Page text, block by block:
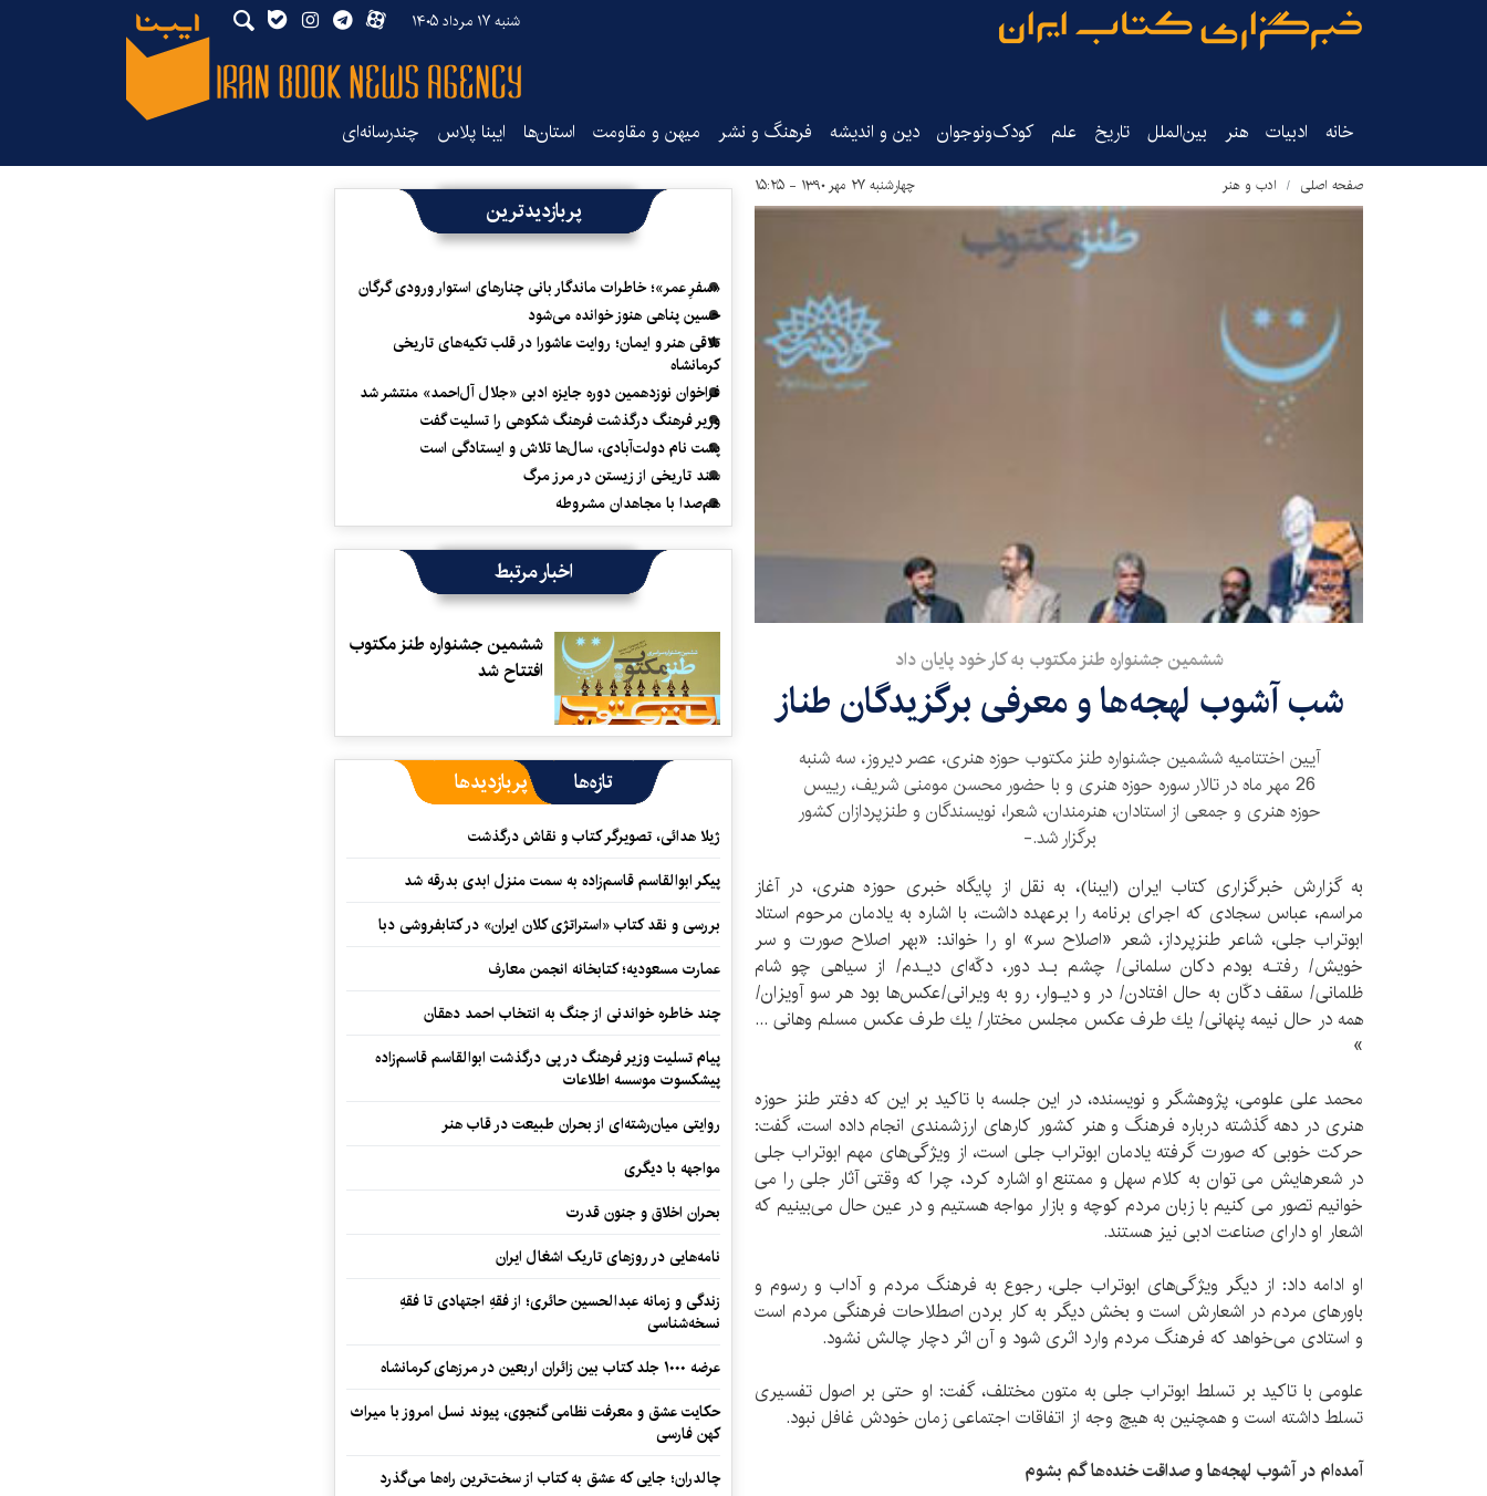
شنبه ۱۷ مرداد ۱۴۰۵
خانه ادبیات هنر بین‌الملل تاریخ‌ علم کودک‌ونوجوان دین و اندیشه فرهنگ و نشر میهن و مقاومت استان‌ها ایبنا پلاس چندرسانه‌ای
صفحه اصلی ادب و هنر چهارشنبه ۲۷ مهر ۱۳۹۰ - ۱۵:۲۵
ششمین جشنواره طنز مكتوب به كار خود پایان داد
شب آشوب لهجه‌ها و معرفی برگزیدگان طناز
آیین اختتامیه ششمین جشنواره طنز مكتوب حوزه هنری، عصر دیروز، سه شنبه
26 مهر ماه در تالار سوره حوزه هنری و با حضور محسن مومنی شریف، رییس
حوزه هنری و جمعی از استادان، هنرمندان، شعرا، نویسندگان و طنزپردازان كشور
برگزار شد.-
به گزارش خبرگزاری كتاب ایران (ایبنا)، به نقل از پایگاه خبری حوزه هنری، در آغاز
مراسم، عباس سجادی كه اجرای برنامه را برعهده داشت، با اشاره به یادمان مرحوم استاد
ابوتراب جلی، شاعر طنزپرداز، شعر «اصلاح سر» او را خواند: «بهر اصلاح صورت و سر
خویش/ رفتـه بودم دكان سلمانی/ چشم بـد دور، دكّه‌ای دیـدم/ از سیاهی چو شام
ظلمانی/ سقف دكّان به حال افتادن/ در و دیـوار، رو به ویرانی/عكس‌ها بود هر سو آویزان/
همه در حال نیمه پنهانی/ یك طرف عكس مجلس مختار/ یك طرف عكس مسلم وهانی ...
»
محمد علی علومی، پژوهشگر و نویسنده، در این جلسه با تاكید بر این كه دفتر طنز حوزه
هنری در دهه گذشته درباره فرهنگ و هنر كشور كارهای ارزشمندی انجام داده است، گفت:
حركت خوبی كه صورت گرفته یادمان ابوتراب جلی است، از ویژگی‌های مهم ابوتراب جلی
در شعرهایش می توان به كلام سهل و ممتنع او اشاره كرد، چرا كه وقتی آثار جلی را می
خوانیم تصور می كنیم با زبان مردم كوچه و بازار مواجه هستیم و در عین حال می‌بینیم كه
اشعار او دارای صناعت ادبی نیز هستند.
او ادامه داد: از دیگر ویژگی‌های ابوتراب جلی، رجوع به فرهنگ مردم و آداب و رسوم و
باورهای مردم در اشعارش است و بخش دیگر به كار بردن اصطلاحات فرهنگی مردم است
و استادی می‌خواهد كه فرهنگ مردم وارد اثری شود و آن اثر دچار چالش نشود.
علومی با تاكید بر تسلط ابوتراب جلی به متون مختلف، گفت: او حتی بر اصول تفسیری
تسلط داشته است و همچنین به هیچ وجه از اتفاقات اجتماعی زمان خودش غافل نبود.
آمده‌ام در آشوب لهجه‌ها و صداقت خنده‌ها گم بشوم
پربازدیدترین
«سفرِ عمر»؛ خاطرات ماندگار بانی چنارهای استوار ورودی گرگان
حسین پناهی هنوز خوانده می‌شود
تلاقی هنر و ایمان؛ روایت عاشورا در قلب تکیه‌های تاریخی
کرمانشاه
فراخوان نوزدهمین دوره جایزه ادبی «جلال آل‌احمد» منتشر شد
وزیر فرهنگ درگذشت فرهنگ شکوهی را تسلیت گفت
پشت نام دولت‌آبادی، سال‌ها تلاش و ایستادگی است
سند تاریخی از زیستن در مرز مرگ
هم‌صدا با مجاهدان مشروطه
اخبار مرتبط
ششمین جشنواره طنز مكتوب
افتتاح شد
تازه‌ها پربازدیدها
ژیلا هدائی، تصویرگر کتاب و نقاش درگذشت
پیکر ابوالقاسم قاسم‌زاده به سمت منزل ابدی بدرقه شد
بررسی و نقد کتاب «استراتژی کلان ایران» در کتابفروشی دبا
عمارت مسعودیه؛ کتابخانه انجمن معارف
چند خاطره خواندنی از جنگ به انتخاب احمد دهقان
پیام تسلیت وزیر فرهنگ در پی درگذشت ابوالقاسم قاسم‌زاده
پیشکسوت موسسه اطلاعات
روایتی میان‌رشته‌ای از بحران طبیعت در قاب هنر
مواجهه با دیگری
بحران اخلاق و جنون قدرت
نامه‌هایی در روزهای تاریک اشغال ایران
زندگی و زمانه عبدالحسین حائری؛ از فقهِ اجتهادی تا فقهِ
نسخه‌شناسی
عرضه ۱۰۰۰ جلد کتاب بین زائران اربعین در مرزهای کرمانشاه
حکایت عشق و معرفت نظامی گنجوی، پیوند نسل امروز با میراث
کهن فارسی
چالدران؛ جایی که عشق به کتاب از سخت‌ترین راه‌ها می‌گذرد